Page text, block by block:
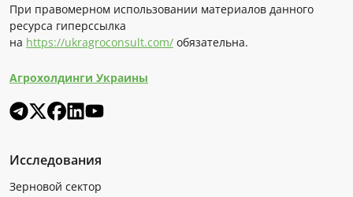
При правомерном использовании материалов данного
ресурса гиперссылка
на https://ukragroconsult.com/ обязательна.
Агрохолдинги Украины
Исследования
Зерновой сектор